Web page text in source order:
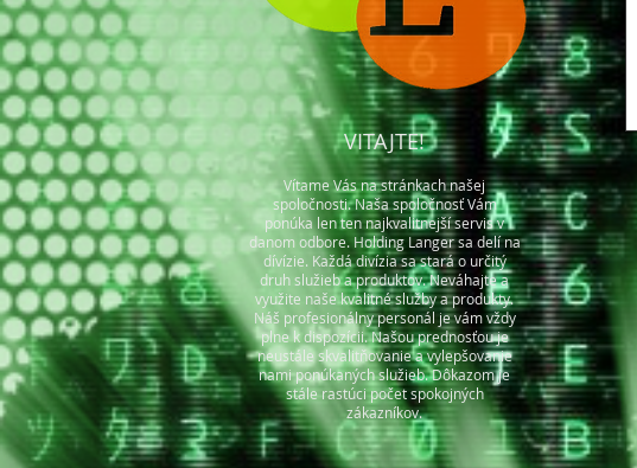
VITAJTE!
Vítame Vás na stránkach našej
spoločnosti. Naša spoločnosť Vám
ponúka len ten najkvalitnejší servis v
danom odbore. Holding Langer sa delí na
dívízie. Každá divízia sa stará o určitý
druh služieb a produktov. Neváhajte a
využite naše kvalitné služby a produkty.
Náš profesionálny personál je vám vždy
plne k dispozícii. Našou prednosťou je
neustále skvalitňovanie a vylepšovanie
nami ponúkaných služieb. Dôkazom je
stále rastúci počet spokojných
zákazníkov.